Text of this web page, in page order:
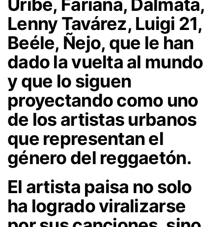
Uribe, Fariana, Dalmata,
Lenny Tavárez, Luigi 21,
Beéle, Ñejo, que le han
dado la vuelta al mundo
y que lo siguen
proyectando como uno
de los artistas urbanos
que representan el
género del reggaetón.
El artista paisa no solo
ha logrado viralizarse